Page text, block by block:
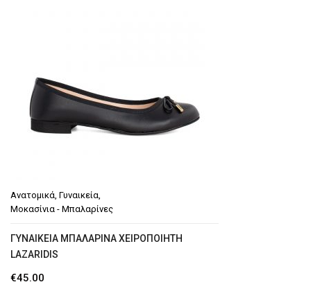
Ανατομικά Γυναικεία
Μοκασίνια - Μπαλαρίνες
ΓΥΝΑΙΚΕΊΑ ΜΠΑΛΑΡΊΝΑ ΧΕΙΡΟΠΟΊΗΤΗ
LAZARIDIS
€45.00